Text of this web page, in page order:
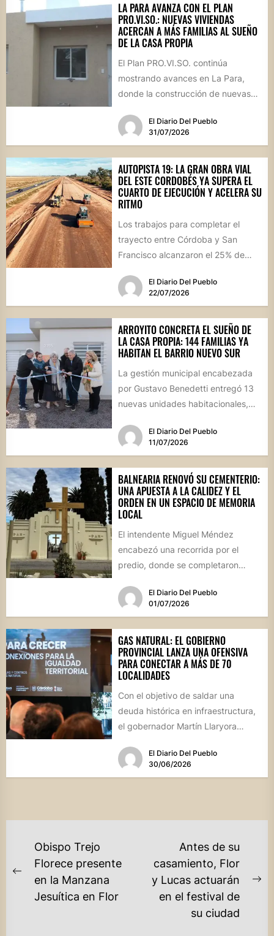
LA PARA AVANZA CON EL PLAN
PRO.VI.SO.: NUEVAS VIVIENDAS
ACERCAN A MÁS FAMILIAS AL SUEÑO
DE LA CASA PROPIA
El Plan PRO.VI.SO. continúa
mostrando avances en La Para,
donde la construcción de nuevas
a...
El Diario Del Pueblo
31/07/2026
AUTOPISTA 19: LA GRAN OBRA VIAL
DEL ESTE CORDOBÉS YA SUPERA EL
CUARTO DE EJECUCIÓN Y ACELERA SU
RITMO
Los trabajos para completar el
trayecto entre Córdoba y San
Francisco alcanzaron el 25% de
dividida...El Diario Del Pueblo
22/07/2026
ARROYITO CONCRETA EL SUEÑO DE
LA CASA PROPIA: 144 FAMILIAS YA
HABITAN EL BARRIO NUEVO SUR
La gestión municipal encabezada
por Gustavo Benedetti entregó 13
nuevas unidades habitacionales,
transformado en...
El Diario Del Pueblo
11/07/2026
BALNEARIA RENOVÓ SU CEMENTERIO:
UNA APUESTA A LA CALIDEZ Y EL
ORDEN EN UN ESPACIO DE MEMORIA
LOCAL
El intendente Miguel Méndez
encabezó una recorrida por el
predio, donde se completaron
una revalorización...
El Diario Del Pueblo
01/07/2026
GAS NATURAL: EL GOBIERNO
PROVINCIAL LANZA UNA OFENSIVA
PARA CONECTAR A MÁS DE 70
LOCALIDADES
Con el objetivo de saldar una
deuda histórica en infraestructura,
el gobernador Martín Llaryora
Crecer",...El Diario Del Pueblo
30/06/2026
NAVEGACIÓN
DE
ENTRADAS
Previous
post:
Obispo Trejo
Florece presente
en la Manzana
Jesuítica en Flor
Antes de su
casamiento, Flor
y Lucas actuarán
en el festival de
su ciudad